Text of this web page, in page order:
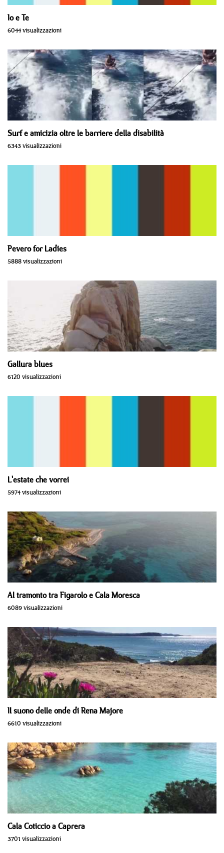
Io e Te
6044 visualizzazioni
Surf e amicizia oltre le barriere della disabilità
6343 visualizzazioni
Pevero for Ladies
5888 visualizzazioni
Gallura blues
6120 visualizzazioni
L'estate che vorrei
5974 visualizzazioni
Al tramonto tra Figarolo e Cala Moresca
6089 visualizzazioni
Il suono delle onde di Rena Majore
6610 visualizzazioni
Cala Coticcio a Caprera
3701 visualizzazioni